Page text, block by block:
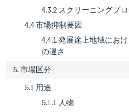
4.3.2 スクリーニングプ
4.4 市場抑制要因
4.4.1 発展途上地域にお
の遅さ
5. 市場区分
5.1 用途
5.1.1 人物